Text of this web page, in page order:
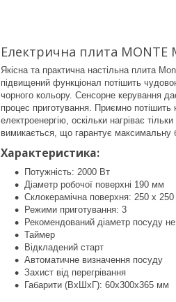
Електрична плита MONTE
Якісна та практична настільна плита
підвищений функціонал потішить
чорного кольору. Сенсорне керування
процес приготування. Приємно потішить
електроенергію, оскільки нагріває
вимикається, що гарантує максимальну
Характеристика:
Потужність: 2000 Вт
Діаметр робочої поверхні 190 мм
Склокерамічна поверхня: 250 х
Режими приготування: 3
Рекомендований діаметр посуду
Таймер
Відкладений старт
Автоматичне визначення посуду
Захист від перегрівання
Габарити (ВхШхГ): 60х300х365 мм